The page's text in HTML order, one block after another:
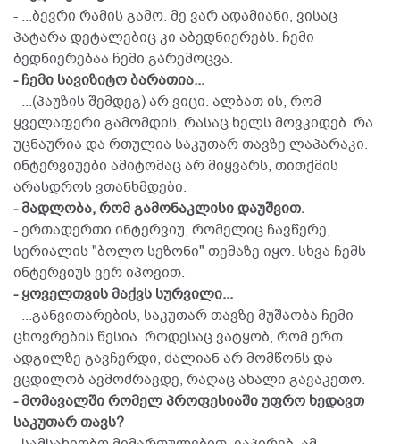
- ...ბევრი რამის გამო. მე ვარ ადამიანი, ვისაც
პატარა დეტალებიც კი აბედნიერებს. ჩემი
ბედნიერებაა ჩემი გარემოცვა.
- ჩემი სავიზიტო ბარათია...
- ...(პაუზის შემდეგ) არ ვიცი. ალბათ ის, რომ
ყველაფერი გამომდის, რასაც ხელს მოვკიდებ. რა
უცნაურია და რთულია საკუთარ თავზე ლაპარაკი.
ინტერვიუები ამიტომაც არ მიყვარს, თითქმის
არასდროს ვთანხმდები.
- მადლობა, რომ გამონაკლისი დაუშვით.
- ერთადერთი ინტერვიუ, რომელიც ჩავწერე,
სერიალის "ბოლო სეზონი" თემაზე იყო. სხვა ჩემს
ინტერვიუს ვერ იპოვით.
- ყოველთვის მაქვს სურვილი...
- ...განვითარების, საკუთარ თავზე მუშაობა ჩემი
ცხოვრების წესია. როდესაც ვატყობ, რომ ერთ
ადგილზე გავჩერდი, ძალიან არ მომწონს და
ვცდილობ ავმოძრავდე, რაღაც ახალი გავაკეთო.
- მომავალში რომელ პროფესიაში უფრო ხედავთ
საკუთარ თავს?